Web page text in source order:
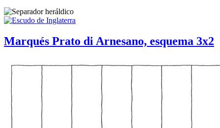
Marqués Prato di Arnesano, esquema 3x2